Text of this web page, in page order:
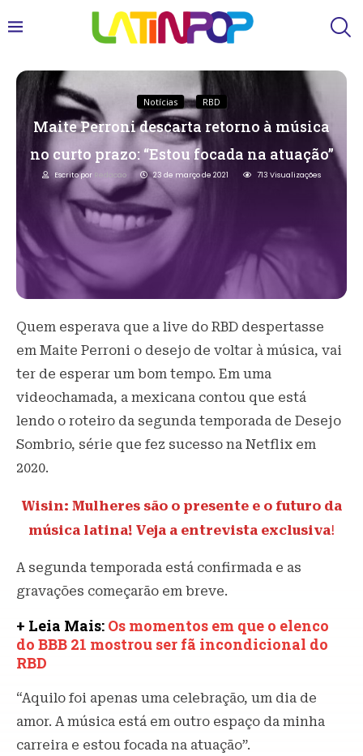
Notícias RBD
Maite Perroni descarta retorno à música
no curto prazo: “Estou focada na atuação”
Escrito por Redacao 23 de março de 2021 713 Visualizações
Quem esperava que a live do RBD despertasse
em Maite Perroni o desejo de voltar à música, vai
ter de esperar um bom tempo. Em uma
videochamada, a mexicana contou que está
lendo o roteiro da segunda temporada de Desejo
Sombrio, série que fez sucesso na Netflix em
2020.
Wisin: Mulheres são o presente e o futuro da
música latina! Veja a entrevista exclusiva!
A segunda temporada está confirmada e as
gravações começarão em breve.
+ Leia Mais: Os momentos em que o elenco
do BBB 21 mostrou ser fã incondicional do
RBD
“Aquilo foi apenas uma celebração, um dia de
amor. A música está em outro espaço da minha
carreira e estou focada na atuação”.